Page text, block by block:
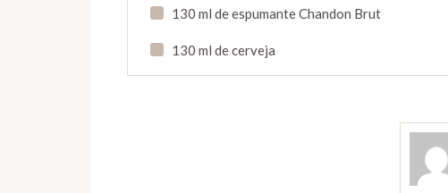
130 ml de espumante Chandon Brut
130 ml de cerveja